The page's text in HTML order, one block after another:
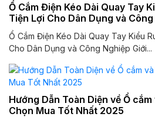
Ổ Cắm Điện Kéo Dài Quay Tay
Tiện Lợi Cho Dân Dụng và
Ổ Cắm Điện Kéo Dài Quay Tay Kiểu
Cho Dân Dụng và Công Nghiệp Giới...
Hướng Dẫn Toàn Diện về Ổ
Chọn Mua Tốt Nhất 2025